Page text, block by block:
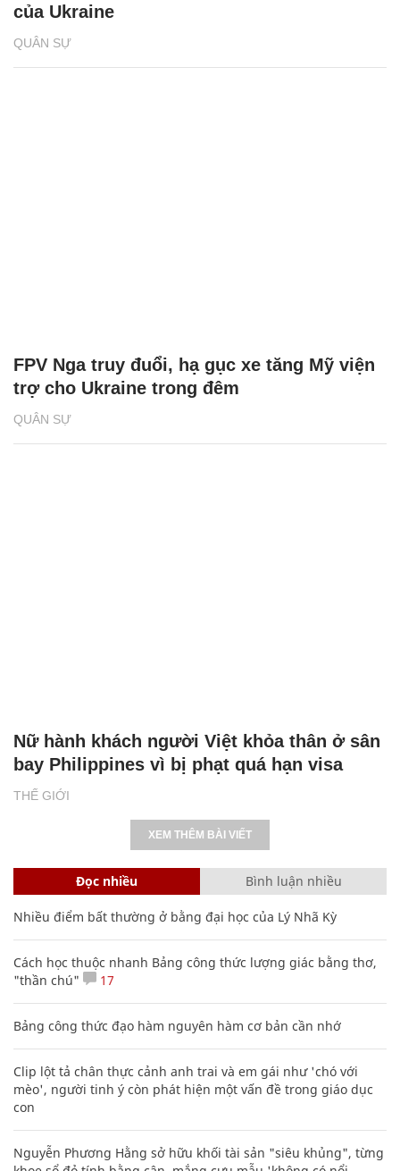
QUÂN SỰ
của Ukraine
QUÂN SỰ
FPV Nga truy đuổi, hạ gục xe tăng Mỹ viện
trợ cho Ukraine trong đêm
THẾ GIỚI
Nữ hành khách người Việt khỏa thân ở sân
bay Philippines vì bị phạt quá hạn visa
XEM THÊM BÀI VIẾT
Đọc nhiều Bình luận nhiều
Nhiều điểm bất thường ở bằng đại học của Lý Nhã Kỳ
Cách học thuộc nhanh Bảng công thức lượng giác bằng thơ,
"thần chú"
17
Bảng công thức đạo hàm nguyên hàm cơ bản cần nhớ
Clip lột tả chân thực cảnh anh trai và em gái như 'chó với
mèo', người tinh ý còn phát hiện một vấn đề trong giáo dục
con
Nguyễn Phương Hằng sở hữu khối tài sản "siêu khủng", từng